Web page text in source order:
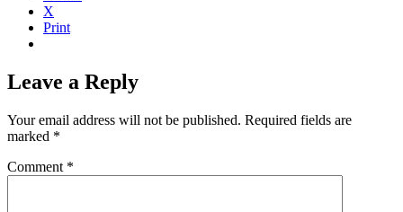
X
Print
Leave a Reply
Your email address will not be published. Required fields are
marked *
Comment *